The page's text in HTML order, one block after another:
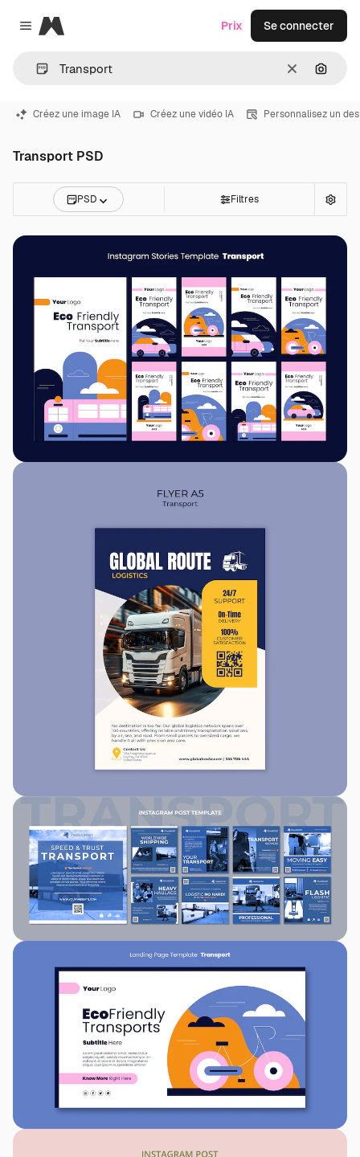
Close menu
Magnific
Effacer
Prix Se connecter
Créez une image IA Créez une vidéo IA Personnalisez un
Transport PSD
PSD Filtres